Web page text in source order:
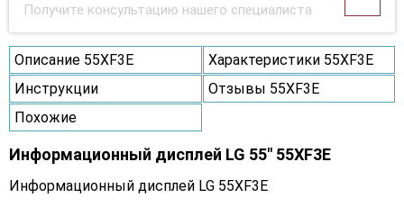
Получите консультацию нашего специалиста
Описание 55XF3E
Характеристики 55XF3E
Инструкции
Отзывы 55XF3E
Похожие
Информационный дисплей LG 55" 55XF3E
Информационный дисплей LG 55XF3E